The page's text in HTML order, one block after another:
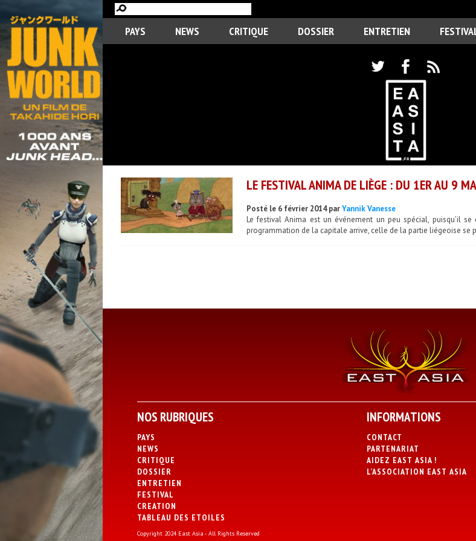
PAYS NEWS CRITIQUE DOSSIER ENTRETIEN
LE FESTIVAL ANIMA DE LIÈGE : DU 1ER AU 9
Posté le 6 février 2014 parYannik Vanesse
Le festival Anima est un événement un peu spécial, puisqu'il
programmation de la capitale arrive, celle de la partie liégeoise se
NOS RUBRIQUES
PAYS
NEWS
CRITIQUE
DOSSIER
ENTRETIEN
FESTIVAL
CREATION
TABLEAU DES ETOILES
INFORMATIONS
CONTACT
PARTENARIAT
AIDEZ EAST ASIA !
L’ASSOCIATION EAST ASIA
Copyright 2024 East Asia - All Rights Reserved